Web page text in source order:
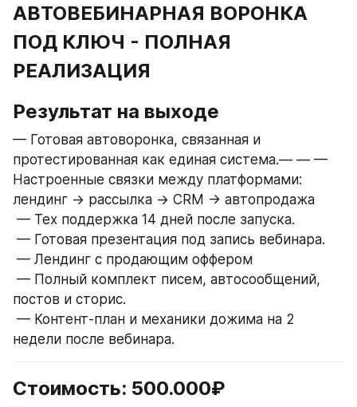
АВТОВЕБИНАРНАЯ ВОРОНКА
ПОД КЛЮЧ - ПОЛНАЯ
РЕАЛИЗАЦИЯ
Результат на выходе
— Готовая автоворонка, связанная и
протестированная как единая система.— — —
Настроенные связки между платформами:
лендинг → рассылка → CRM → автопродажа
— Тех поддержка 14 дней после запуска.
— Готовая презентация под запись вебинара.
— Лендинг с продающим оффером
постов и сторис.
недели после вебинара.
Стоимость: 500.000₽